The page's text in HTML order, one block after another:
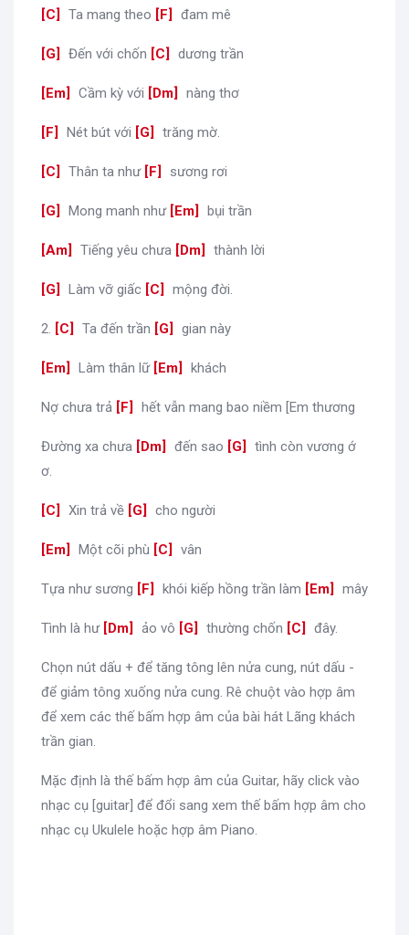
[C Ta mang theo [F đam mê
[G Đến với chốn [C dương trần
[Em Cầm kỳ với [Dm nàng thơ
[F Nét bút với [G trăng mờ.
[C Thân ta như [F sương rơi
[G Mong manh như [Em bụi trần
[Am Tiếng yêu chưa [Dm thành lời
[G Làm vỡ giấc [C mộng đời.
2. [C Ta đến trần [G gian này
[Em Làm thân lữ [Em khách
Nợ chưa trả [F hết vẫn mang bao niềm [Em thương
Đường xa chưa [Dm đến sao [G
tình còn vương ớ
ơ.
[C Xin trả về [G cho người
[Em Một cõi phù [C vân
Tựa như sương [F khói kiếp hồng trần làm [Em mây
Tình là hư [Dm ảo vô [G thường chốn [C đây.
Chọn nút dấu + để tăng tông lên nửa cung, nút dấu -
để giảm tông xuống nửa cung. Rê chuột vào hợp âm
để xem các thế bấm hợp âm của bài hát Lãng khách
trần gian.
Mặc định là thế bấm hợp âm của Guitar, hãy click vào
nhạc cụ [guitar] để đổi sang xem thế bấm hợp âm cho
nhạc cụ Ukulele hoặc hợp âm Piano.